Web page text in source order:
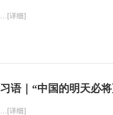
…[详细]
习语｜“中国的明天必
…[详细]